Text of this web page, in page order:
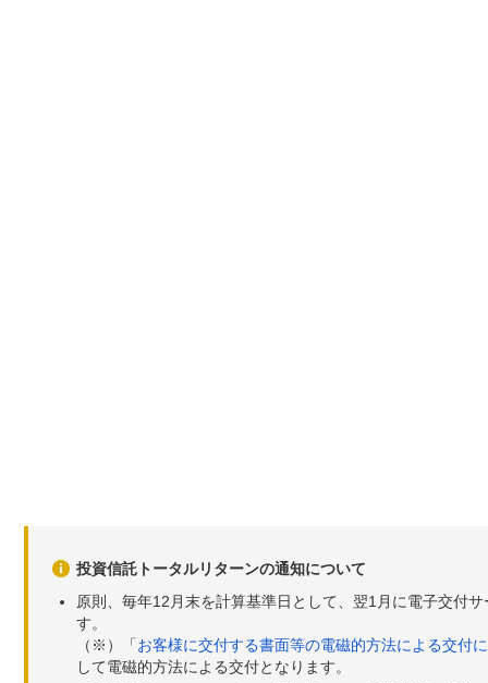
投資信託トータルリターンの通知について
原則、毎年12月末を計算基準日として、翌1月に電子交付
す。
（※）「お客様に交付する書面等の電磁的方法による交付
して電磁的方法による交付となります。